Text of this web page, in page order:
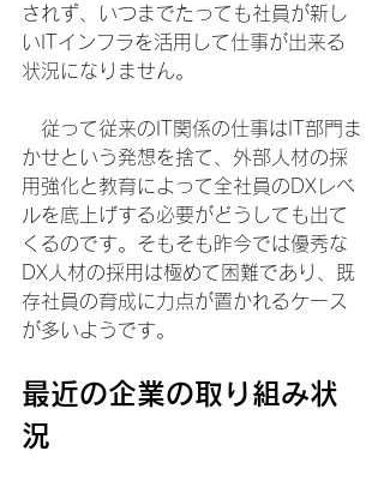
されず、いつまでたっても社員が新し
いITインフラを活用して仕事が出来る
状況になりません。
従って従来のIT関係の仕事はIT部門ま
かせという発想を捨て、外部人材の採
用強化と教育によって全社員のDXレベ
ルを底上げする必要がどうしても出て
くるのです。そもそも昨今では優秀な
DX人材の採用は極めて困難であり、既
存社員の育成に力点が置かれるケース
が多いようです。
最近の企業の取り組み状
況